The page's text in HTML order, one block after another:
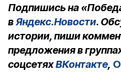
Подпишись на
вЯндекс.Новости.
истории, пиши
предложения в
соцсетяхВКонтакте,